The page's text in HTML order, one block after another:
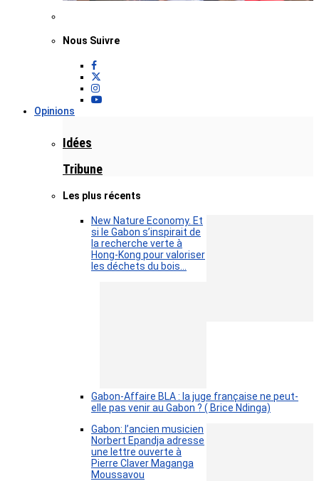
Nous Suivre
Opinions
Idées
Tribune
Les plus récents
New Nature Economy. Et
si le Gabon s’inspirait de
la recherche verte à
Hong-Kong pour valoriser
les déchets du bois…
Gabon-Affaire BLA : la juge française ne peut-
elle pas venir au Gabon ? ( Brice Ndinga)
Gabon: l’ancien musicien
Norbert Epandja adresse
une lettre ouverte à
Pierre Claver Maganga
Moussavou